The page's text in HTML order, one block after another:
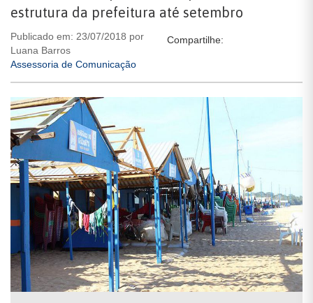
estrutura da prefeitura até setembro
Publicado em: 23/07/2018 por
Luana Barros
Assessoria de Comunicação
Compartilhe: